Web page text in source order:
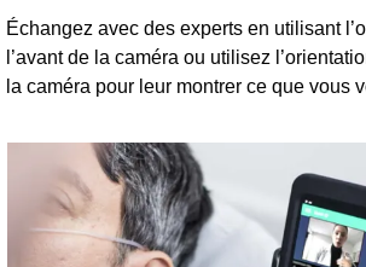
Échangez avec des experts en utilisant
l’avant de la caméra ou utilisez
la caméra pour leur montrer ce que vous